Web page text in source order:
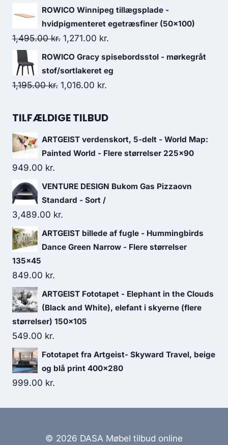
ROWICO Winnipeg tillægsplade -
hvidpigmenteret egetræsfiner (50x100)
1,495.00kr. 1,271.00 kr.
ROWICO Gracy spisebordsstol - mørkegråt
stof/sortlakeret eg
1,195.00kr. 1,016.00 kr.
TILFÆLDIGE TILBUD
ARTGEIST verdenskort, 5-delt - World Map:
Painted World - Flere størrelser 225x90
949.00 kr.
VENTURE DESIGN Bukom Gas Pizzaovn
Standard - Sort /
3,489.00 kr.
ARTGEIST billede af fugle - Hummingbirds
Dance Green Narrow - Flere størrelser
135x45
849.00 kr.
ARTGEIST Fototapet - Elephant in the Clouds
(Black and White), elefant i skyerne (flere
størrelser) 150x105
549.00 kr.
Fototapet fra Artgeist- Skyward Travel, beige
og blå print 400x280
999.00 kr.
© 2026 DASA Møbel tilbud online